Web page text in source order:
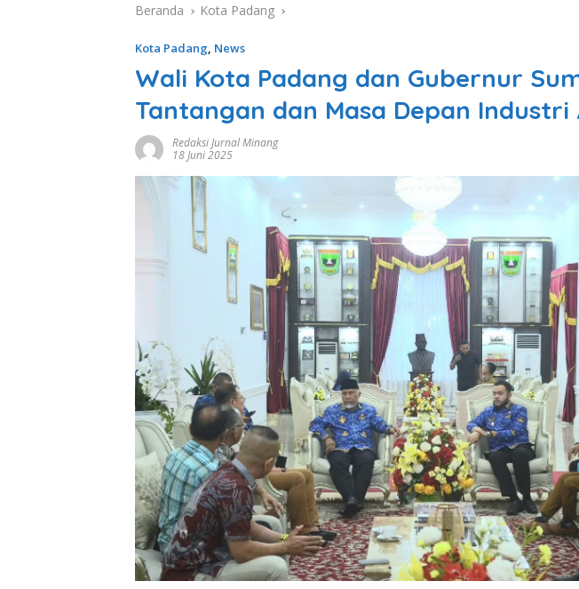
Beranda Kota Padang
Kota Padang, News
Wali Kota Padang dan Gubernur
Tantangan dan Masa Depan
Redaksi Jurnal Minang
18 Juni 2025